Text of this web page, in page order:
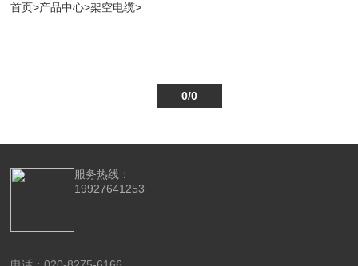
首页>产品中心>架空电缆>
0/0
服务热线：
19927641253